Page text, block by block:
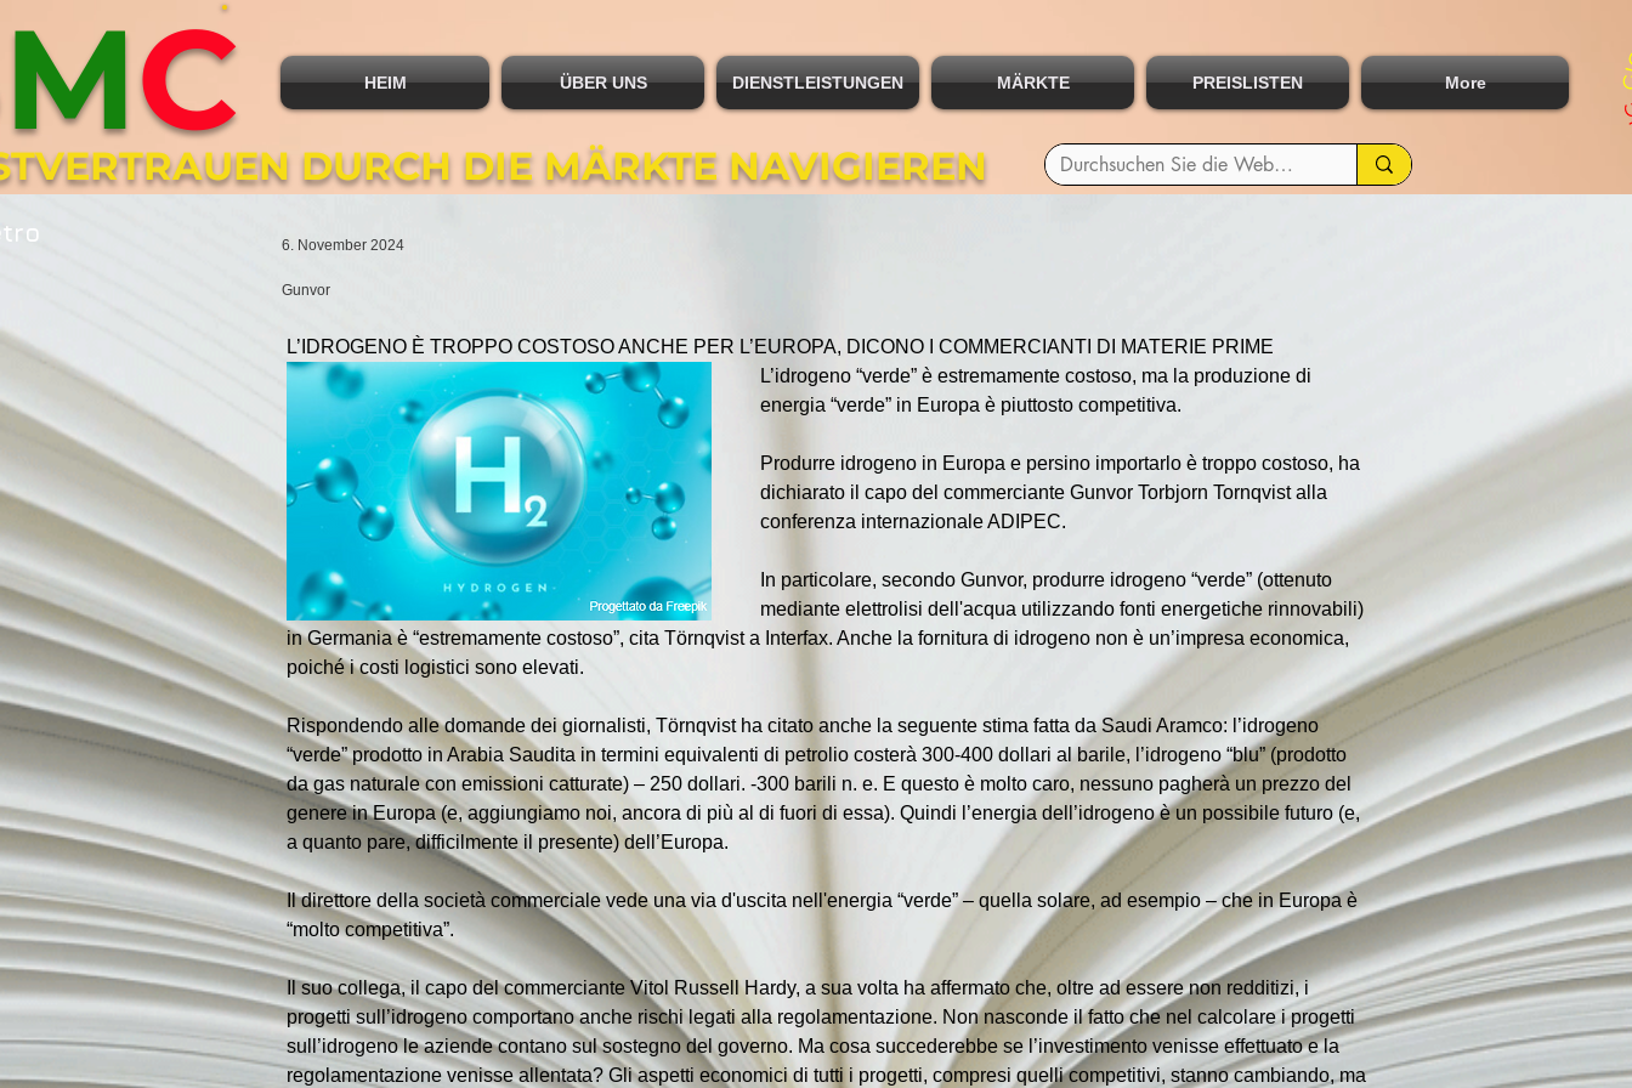
DURCH DIE MÄRKTE NAVIGIEREN
MC HEIM ÜBER UNS DIENSTLEISTUNGEN MÄRKTE PREISLISTEN More
6. November 2024
Gunvor
L’IDROGENO È TROPPO COSTOSO ANCHE PER L’EUROPA, DICONO I COMMERCIANTI DI MATERIE PRIME
L’idrogeno “verde” è estremamente costoso, ma la produzione di
energia “verde” in Europa è piuttosto competitiva.
Produrre idrogeno in Europa e persino importarlo è troppo costoso, ha
dichiarato il capo del commerciante Gunvor Torbjorn Tornqvist alla
conferenza internazionale ADIPEC.
In particolare, secondo Gunvor, produrre idrogeno “verde” (ottenuto
mediante elettrolisi dell'acqua utilizzando fonti energetiche rinnovabili)
in Germania è “estremamente costoso”, cita Törnqvist a Interfax. Anche la fornitura di idrogeno non è un’impresa economica,
poiché i costi logistici sono elevati.
Rispondendo alle domande dei giornalisti, Törnqvist ha citato anche la seguente stima fatta da Saudi Aramco: l’idrogeno
“verde” prodotto in Arabia Saudita in termini equivalenti di petrolio costerà 300-400 dollari al barile, l’idrogeno “blu” (prodotto
da gas naturale con emissioni catturate) – 250 dollari. -300 barili n. e. E questo è molto caro, nessuno pagherà un prezzo del
genere in Europa (e, aggiungiamo noi, ancora di più al di fuori di essa). Quindi l’energia dell’idrogeno è un possibile futuro (e,
a quanto pare, difficilmente il presente) dell’Europa.
Il direttore della società commerciale vede una via d'uscita nell'energia “verde” – quella solare, ad esempio – che in Europa è
“molto competitiva”.
Il suo collega, il capo del commerciante Vitol Russell Hardy, a sua volta ha affermato che, oltre ad essere non redditizi, i
progetti sull’idrogeno comportano anche rischi legati alla regolamentazione. Non nasconde il fatto che nel calcolare i progetti
sull’idrogeno le aziende contano sul sostegno del governo. Ma cosa succederebbe se l’investimento venisse effettuato e la
regolamentazione venisse allentata? Gli aspetti economici di tutti i progetti, compresi quelli competitivi, stanno cambiando, ma